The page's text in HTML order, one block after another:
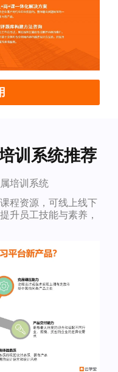
训系统推荐
培训系统
程资源，可线上线下
升员工技能与素养，